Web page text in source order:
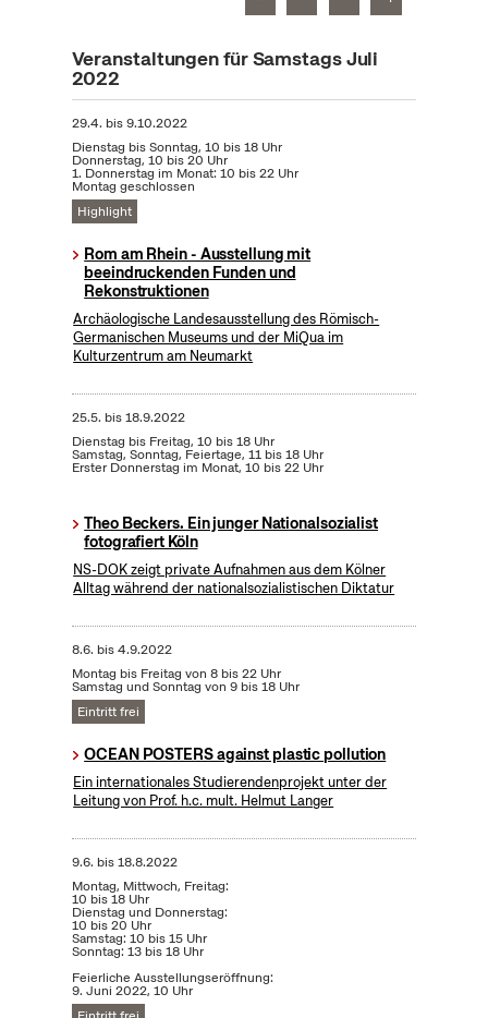
Veranstaltungen für Samstags Juli
2022
29.4. bis9.10.2022
Dienstag bis Sonntag, 10 bis 18 Uhr
Donnerstag, 10 bis 20 Uhr
1. Donnerstag im Monat: 10 bis 22 Uhr
Montag geschlossen
Highlight
Rom am Rhein - Ausstellung mit
beeindruckenden Funden und
Rekonstruktionen
Archäologische Landesausstellung des Römisch-
Germanischen Museums und der MiQua im
Kulturzentrum am Neumarkt
25.5. bis18.9.2022
Dienstag bis Freitag, 10 bis 18 Uhr
Samstag, Sonntag, Feiertage, 11 bis 18 Uhr
Erster Donnerstag im Monat, 10 bis 22 Uhr
Theo Beckers. Ein junger Nationalsozialist
fotografiert Köln
NS-DOK zeigt private Aufnahmen aus dem Kölner
Alltag während der nationalsozialistischen Diktatur
8.6. bis4.9.2022
Montag bis Freitag von 8 bis 22 Uhr
Samstag und Sonntag von 9 bis 18 Uhr
Eintritt frei
OCEAN POSTERS against plastic pollution
Ein internationales Studierendenprojekt unter der
Leitung von Prof. h.c. mult. Helmut Langer
9.6. bis18.8.2022
Montag, Mittwoch, Freitag:
10 bis 18 Uhr
Dienstag und Donnerstag:
10 bis 20 Uhr
Samstag: 10 bis 15 Uhr
Sonntag: 13 bis 18 Uhr
Feierliche Ausstellungseröffnung:
9. Juni 2022, 10 Uhr